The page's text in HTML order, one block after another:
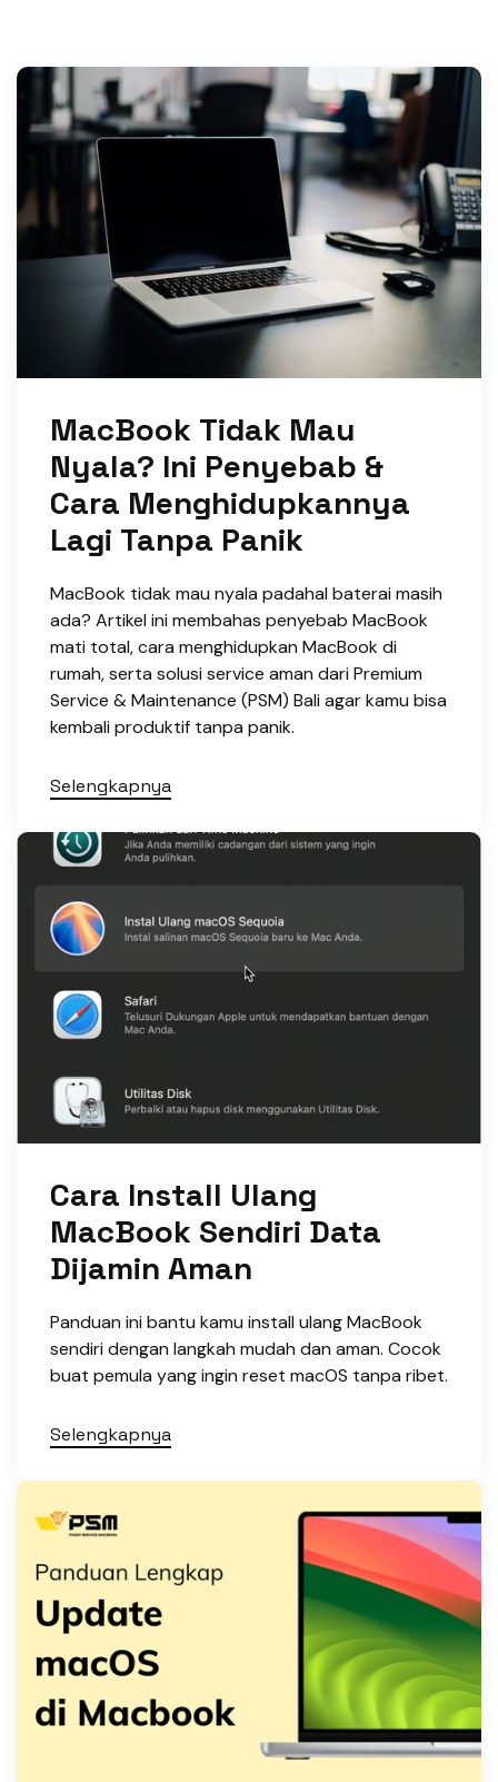
MacBook Tidak Mau
Nyala? Ini Penyebab &
Cara Menghidupkannya
Lagi Tanpa Panik
MacBook tidak mau nyala padahal baterai masih
ada? Artikel ini membahas penyebab MacBook
mati total, cara menghidupkan MacBook di
rumah, serta solusi service aman dari Premium
Service & Maintenance (PSM) Bali agar kamu bisa
kembali produktif tanpa panik.
Selengkapnya
Cara Install Ulang
MacBook Sendiri Data
Dijamin Aman
Panduan ini bantu kamu install ulang MacBook
sendiri dengan langkah mudah dan aman. Cocok
buat pemula yang ingin reset macOS tanpa ribet.
Selengkapnya